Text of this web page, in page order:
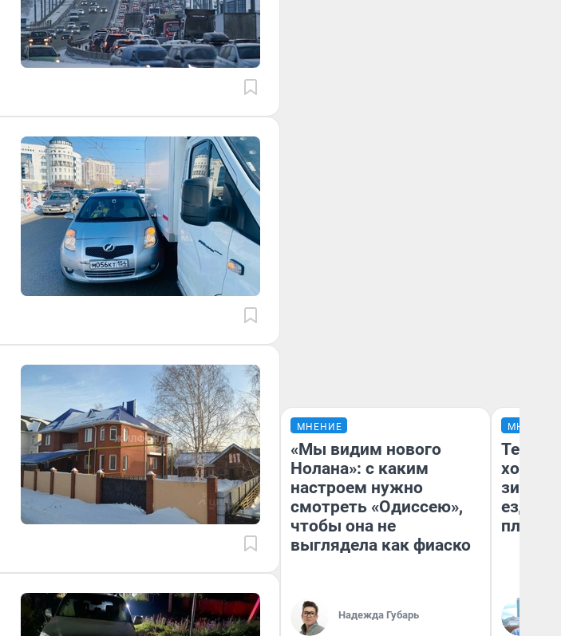
МНЕНИЕ
«Мы видим нового
Нолана»: с каким
настроем нужно
смотреть «Одиссею»,
чтобы она не
выглядела как фиаско
Надежда Губарь
МНЕНИЕ
Тепло
зимой.
ездит
плюсы